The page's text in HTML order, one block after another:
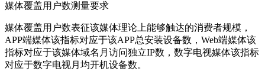
媒体覆盖用户数测量要求
媒体覆盖用户数表征该媒体理论上能够触达的消费者规模，
APP端媒体该指标对应于该APP总安装设备数，Web端媒体该
指标对应于该媒体域名月访问独立IP数，数字电视媒体该指标
对应于数字电视月均开机设备数。